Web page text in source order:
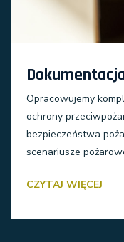
Opracowujemy
ochrony
bezpieczeństwa
scenariusze
CZYTAJ WIĘCEJ